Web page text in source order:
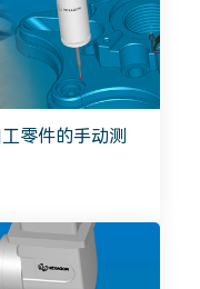
零件的手动测